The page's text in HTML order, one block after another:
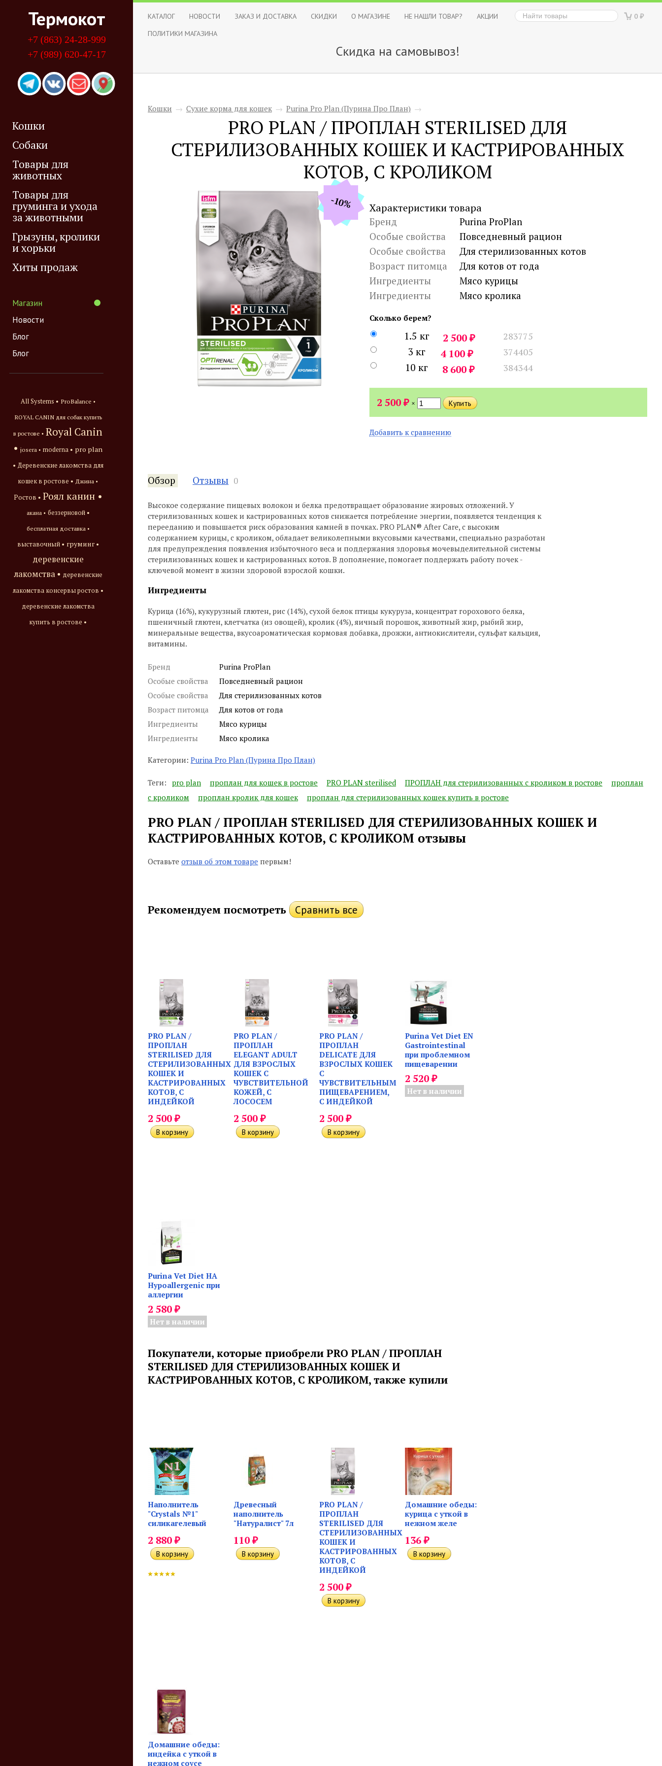
Термокот
+7 (863) 24-28-999
+7 (989) 620-47-17
Кошки
Собаки
Товары для
животных
Товары для
груминга и ухода
за животными
Грызуны, кролики
и хорьки
Хиты продаж
Магазин
Новости
Блог
Блог
All Systems • ProBalance •
ROYAL CANIN для собак купить
в ростове • Royal Canin
• josera • moderna • pro plan
• Деревенские лакомства для
кошек в ростове • Джина •
Ростов • Роял канин •
акана • беззерновой •
бесплатная доставка •
выставочный • груминг •
деревенские
лакомства • деревенские
лакомства консервы ростов •
деревенские лакомства
купить в ростове •
0 ₽
КАТАЛОГ НОВОСТИ ЗАКАЗ И ДОСТАВКА СКИДКИ О МАГАЗИНЕ НЕ НАШЛИ ТОВАР?
АКЦИИ
ПОЛИТИКИ МАГАЗИНА
Скидка на самовывоз!
Кошки → Сухие корма для кошек → Purina Pro Plan (Пурина Про План) →
PRO PLAN / ПРОПЛАН STERILISED ДЛЯ
СТЕРИЛИЗОВАННЫХ КОШЕК И КАСТРИРОВАННЫХ
КОТОВ, С КРОЛИКОМ
-10% Характеристики товара
Бренд
Purina ProPlan
Особые свойства
Повседневный рацион
Особые свойства
Для стерилизованных котов
Возраст питомца
Для котов от года
Ингредиенты
Мясо курицы
Ингредиенты
Мясо кролика
Сколько берем?
1.5 кг 2 500₽ 283775
3 кг 4 100₽ 374405
10 кг 8 600₽ 384344
2 500₽ ×
Добавить к сравнению
Обзор Отзывы 0
Высокое содержание пищевых волокон и белка предотвращает образование жировых отложений. У
стерилизованных кошек и кастрированных котов снижается потребление энергии, появляется тенденция к
перееданию и повышается риск образования камней в почках. PRO PLAN® After Care, с высоким
содержанием курицы, с кроликом, обладает великолепными вкусовыми качествами, специально разработан
для предупреждения появления избыточного веса и поддержания здоровья мочевыделительной системы
стерилизованных кошек и кастрированных котов. В дополнение, помогает поддержать работу почек -
ключевой момент в жизни здоровой взрослой кошки.
Ингредиенты
Курица (16%), кукурузный глютен, рис (14%), сухой белок птицы кукуруза, концентрат горохового белка,
пшеничный глютен, клетчатка (из овощей), кролик (4%), яичный порошок, животный жир, рыбий жир,
минеральные вещества, вкусоароматическая кормовая добавка, дрожжи, антиокислители, сульфат кальция,
витамины.
Бренд
Purina ProPlan
Особые свойства
Повседневный рацион
Особые свойства
Для стерилизованных котов
Возраст питомца
Для котов от года
Ингредиенты
Мясо курицы
Ингредиенты
Мясо кролика
Категории: Purina Pro Plan (Пурина Про План)
Теги: pro plan проплан для кошек в ростове PRO PLAN sterilised ПРОПЛАН для стерилизованных с кроликом в ростове
проплан
с кроликом
проплан кролик для кошек проплан для стерилизованных кошек купить в ростове
PRO PLAN / ПРОПЛАН STERILISED ДЛЯ СТЕРИЛИЗОВАННЫХ КОШЕК И
КАСТРИРОВАННЫХ КОТОВ, С КРОЛИКОМ отзывы
Оставьте отзыв об этом товаре первым!
Рекомендуем посмотреть
PRO PLAN /
ПРОПЛАН
STERILISED ДЛЯ
СТЕРИЛИЗОВАННЫХ
КОШЕК И
КАСТРИРОВАННЫХ
КОТОВ, С
ИНДЕЙКОЙ
2 500₽
PRO PLAN /
ПРОПЛАН
ELEGANT ADULT
ДЛЯ ВЗРОСЛЫХ
КОШЕК С
ЧУВСТВИТЕЛЬНОЙ
КОЖЕЙ, С
ЛОСОСЕМ
2 500₽
PRO PLAN /
ПРОПЛАН
DELICATE ДЛЯ
ВЗРОСЛЫХ КОШЕК
С
ЧУВСТВИТЕЛЬНЫМ
ПИЩЕВАРЕНИЕМ,
С ИНДЕЙКОЙ
2 500₽
Purina Vet Diet EN
Gastrointestinal
при проблемном
пищеварении
2 520₽
Нет в наличии
Purina Vet Diet HA
Hypoallergenic при
аллергии
2 580₽
Нет в наличии
Покупатели, которые приобрели PRO PLAN / ПРОПЛАН
STERILISED ДЛЯ СТЕРИЛИЗОВАННЫХ КОШЕК И
КАСТРИРОВАННЫХ КОТОВ, С КРОЛИКОМ, также купили
Наполнитель
"Crystals №1"
силикагелевый
2 880₽
Древесный
наполнитель
"Натуралист" 7л
110₽
PRO PLAN /
ПРОПЛАН
STERILISED ДЛЯ
СТЕРИЛИЗОВАННЫХ
КОШЕК И
КАСТРИРОВАННЫХ
КОТОВ, С
ИНДЕЙКОЙ
2 500₽
Домашние обеды:
курица с уткой в
нежном желе
136₽
Домашние обеды:
индейка с уткой в
нежном соусе